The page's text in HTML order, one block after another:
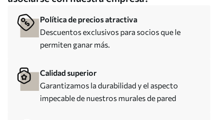
Política de precios atractiva
Descuentos exclusivos para socios que le
permiten ganar más.
Calidad superior
Garantizamos la durabilidad y el aspecto
impecable de nuestros murales de pared